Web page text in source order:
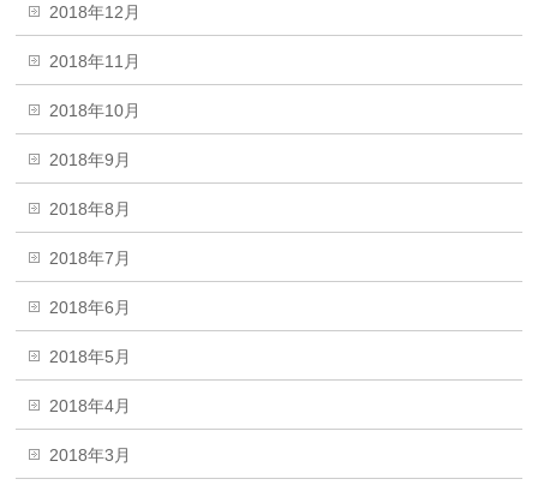
2018年12月
2018年11月
2018年10月
2018年9月
2018年8月
2018年7月
2018年6月
2018年5月
2018年4月
2018年3月